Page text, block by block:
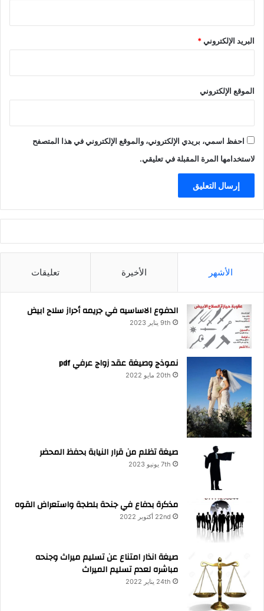
البريد الإلكتروني*
الموقع الإلكتروني
احفظ اسمي، بريدي الإلكتروني، والموقع الإلكتروني في هذا المتصفح
لاستخدامها المرة المقبلة في تعليقي.
الأشهر الأخيرة تعليقات
الدفوع الاساسيه في جريمه أحراز سلاح ابيض
9th يناير 2023
نموذج وصيغة عقد زواج عرفي pdf
20th مايو 2022
صيغة تظلم من قرار النيابة بحفظ المحضر
7th يونيو 2023
مذكرة بدفاع في جنحة بلطجة واستعراض القوه
22nd أكتوبر 2022
صيغة انذار امتناع عن تسليم ميراث وجنحه
مباشره لعدم تسليم الميراث
24th يناير 2022